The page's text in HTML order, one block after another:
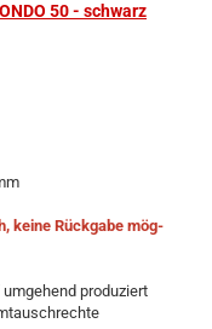
50 - schwarz
keine Rück­ga­be mög­
pro­du­ziert